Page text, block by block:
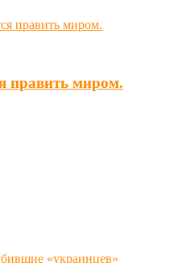
править миром.